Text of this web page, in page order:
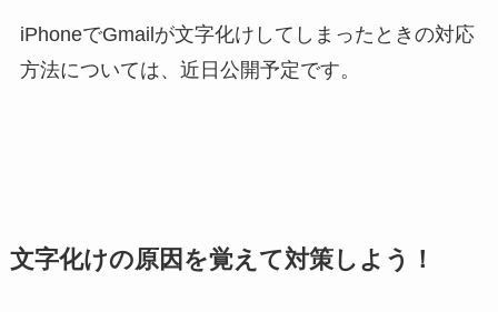
iPhoneでGmailが文字化けしてしまったときの対応
方法については、近日公開予定です。
文字化けの原因を覚えて対策しよう！